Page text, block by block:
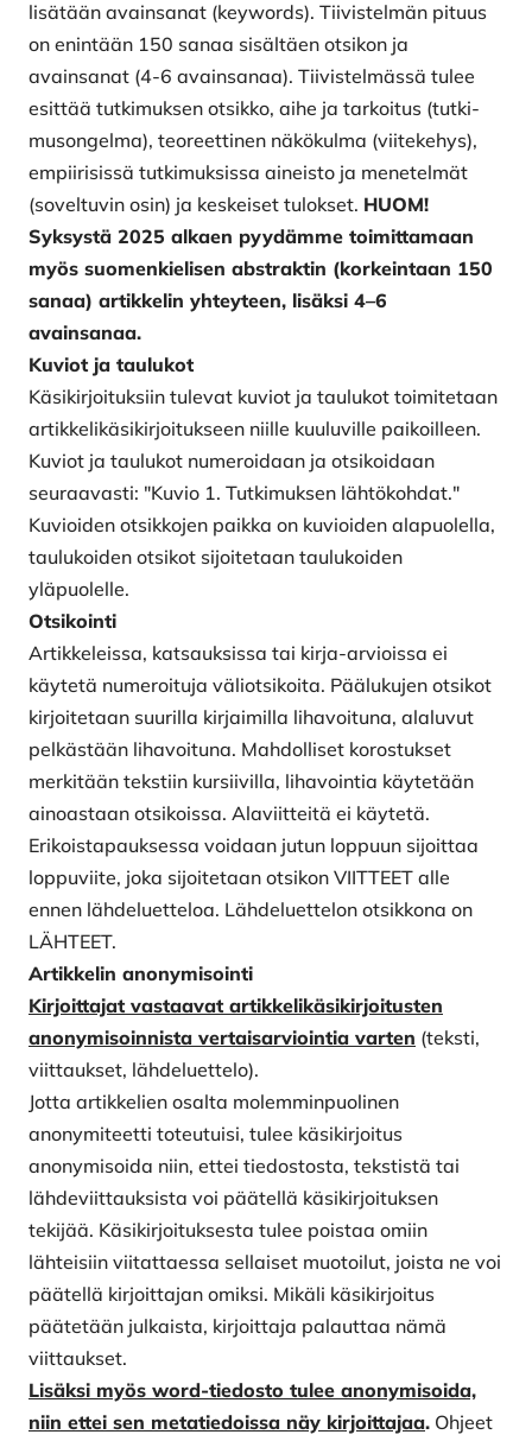
lisätään avainsanat (keywords). Tiivistelmän pituus
on enintään 150 sanaa sisältäen otsikon ja
avainsanat (4-6 avainsanaa). Tiivistelmässä tulee
esittää tutkimuksen otsikko, aihe ja tarkoitus (tutki­
musongelma), teoreettinen näkökulma (viitekehys),
empiirisissä tutkimuksissa aineisto ja menetelmät
(soveltuvin osin) ja keskeiset tulokset. HUOM!
Syksystä 2025 alkaen pyydämme toimittamaan
myös suomenkielisen abstraktin (korkeintaan 150
sanaa) artikkelin yhteyteen, lisäksi 4–6
avainsanaa.
Kuviot ja taulukot
Käsikirjoituksiin tulevat kuviot ja taulukot toimitetaan
artikkelikäsikirjoitukseen niille kuuluville paikoilleen.
Kuviot ja taulukot numeroidaan ja otsikoidaan
seuraavasti: "Kuvio 1. Tutkimuksen lähtökohdat."
Kuvioiden otsikkojen paikka on kuvioiden alapuolella,
taulukoiden otsikot sijoitetaan taulukoiden
yläpuolelle.
Otsikointi
Artikkeleissa, katsauksissa tai kirja-arvioissa ei
käytetä numeroituja väliotsikoita. Päälukujen otsikot
kirjoitetaan suurilla kirjaimilla lihavoituna, alaluvut
pelkästään lihavoituna. Mahdolliset korostukset
merkitään tekstiin kursiivilla, lihavointia käytetään
ainoastaan otsikoissa. Alaviitteitä ei käytetä.
Erikoistapauksessa voidaan jutun loppuun sijoittaa
loppuviite, joka sijoitetaan otsikon VIITTEET alle
ennen lähdeluetteloa. Lähdeluettelon otsikkona on
LÄHTEET.
Artikkelin anonymisointi
Kirjoittajat vastaavat artikkelikäsikirjoitusten
anonymisoinnista vertaisarviointia varten (teksti,
viittaukset, lähdeluettelo).
Jotta artikkelien osalta molemminpuolinen
anonymiteetti toteutuisi, tulee käsikirjoitus
anonymisoida niin, ettei tiedostosta, tekstistä tai
lähdeviittauksista voi päätellä käsikirjoituksen
tekijää. Käsikirjoituksesta tulee poistaa omiin
lähteisiin viitattaessa sellaiset muotoilut, joista ne voi
päätellä kirjoittajan omiksi. Mikäli käsikirjoitus
päätetään julkaista, kirjoittaja palauttaa nämä
viittaukset.
Lisäksi myös word-tiedosto tulee anonymisoida,
niin ettei sen metatiedoissa näy kirjoittajaa. Ohjeet